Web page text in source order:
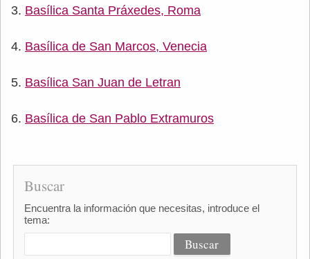
Basílica Santa Práxedes, Roma
Basílica de San Marcos, Venecia
Basílica San Juan de Letran
Basílica de San Pablo Extramuros
Buscar
Encuentra la información que necesitas, introduce el
tema: